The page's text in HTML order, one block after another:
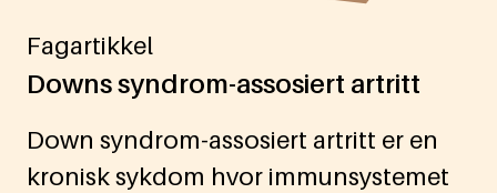
Fagartikkel
Downs syndrom-assosiert artritt
Down syndrom-assosiert artritt er en
kronisk sykdom hvor immunsystemet